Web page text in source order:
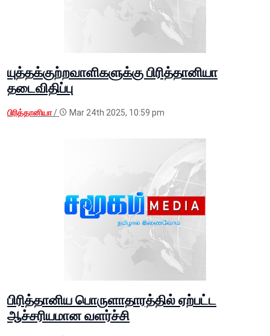
யுத்தக்குற்றவாளிகளுக்கு பிரித்தானியா
தடைவிதிப்பு
பிரித்தானியா/ Mar 24th 2025, 10:59 pm
பிரித்தானிய பொருளாதாரத்தில் ஏற்பட்ட
ஆச்சரியமான வளர்ச்சி